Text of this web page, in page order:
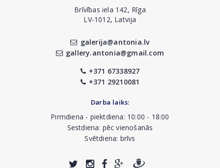
Brīvības iela 142, Rīga
LV-1012, Latvija
galerija@antonia.lv
gallery.antonia@gmail.com
+371 67338927
+371 29210081
Darba laiks:
Pirmdiena - piektdiena: 10:00 - 18:00
Sestdiena: pēc vienošanās
Svētdiena: brīvs